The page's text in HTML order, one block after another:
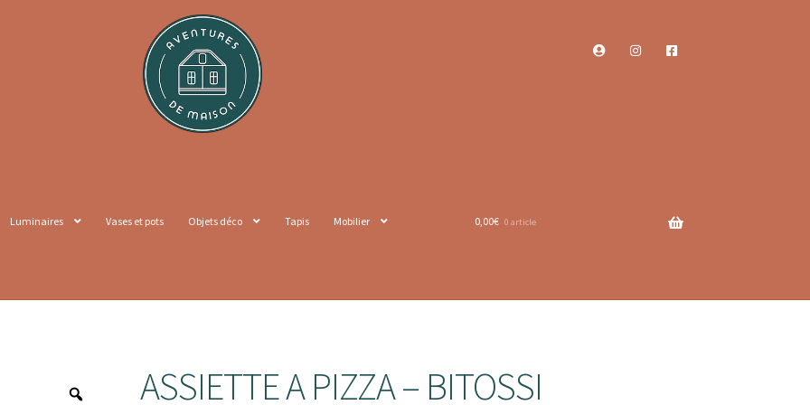
Luminaires Vases et pots Objets déco Tapis Mobilier 0,00€ 0 article
ASSIETTE A PIZZA – BITOSSI